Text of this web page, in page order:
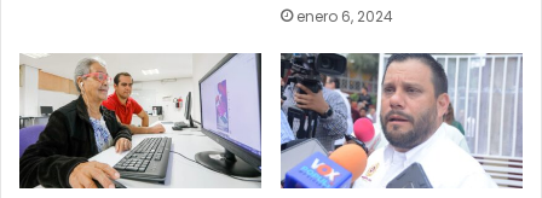
enero 6, 2024